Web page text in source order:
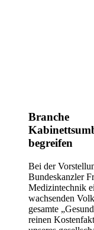
Branche
begreifen
Bei der
Bundeskanzler
Medizintechnik
wachsenden
gesamte
reinen